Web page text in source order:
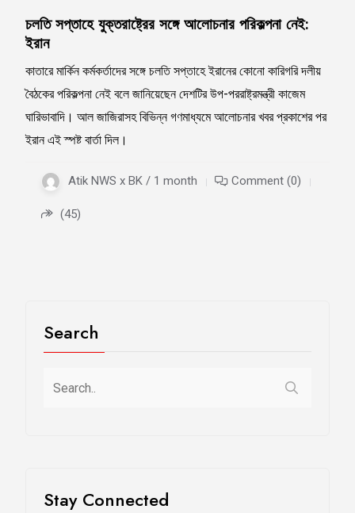
চলতি সপ্তাহে যুক্তরাষ্ট্রের সঙ্গে আলোচনার পরিকল্পনা নেই:
ইরান
কাতারে মার্কিন কর্মকর্তাদের সঙ্গে চলতি সপ্তাহে ইরানের কোনো কারিগরি দলীয়
বৈঠকের পরিকল্পনা নেই বলে জানিয়েছেন দেশটির উপ-পররাষ্ট্রমন্ত্রী কাজেম
ঘারিভাবাদি। আল জাজিরাসহ বিভিন্ন গণমাধ্যমে আলোচনার খবর প্রকাশের পর
ইরান এই স্পষ্ট বার্তা দিল।
Atik NWS x BK / 1 month Comment (0)
(45)
Search
Stay Connected